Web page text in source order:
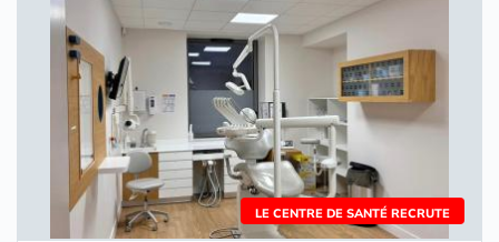
LE CENTRE DE SANTÉ RECRUTE